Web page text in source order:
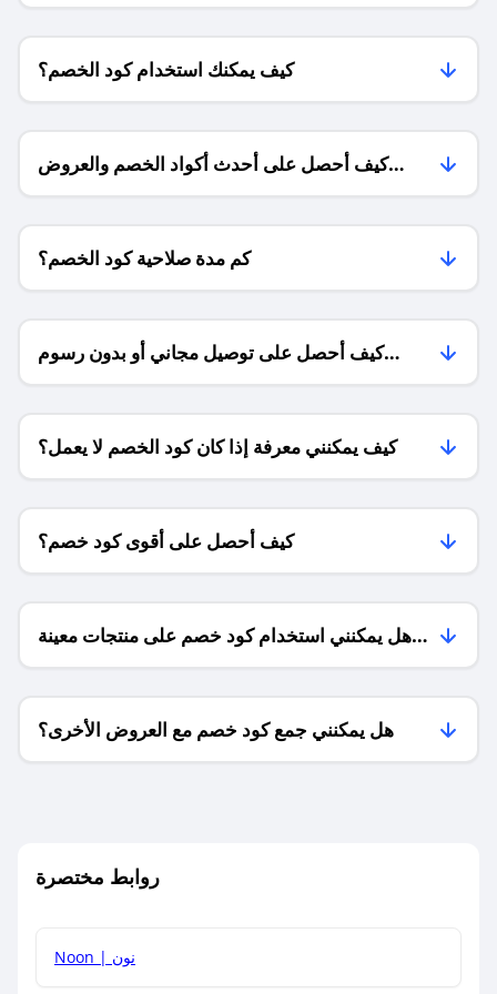
كيف يمكنك استخدام كود الخصم؟
كيف أحصل على أحدث أكواد الخصم والعروض
للمتاجر؟
كم مدة صلاحية كود الخصم؟
كيف أحصل على توصيل مجاني أو بدون رسوم
الشحن ؟
كيف يمكنني معرفة إذا كان كود الخصم لا يعمل؟
كيف أحصل على أقوى كود خصم؟
هل يمكنني استخدام كود خصم على منتجات معينة
فقط؟
هل يمكنني جمع كود خصم مع العروض الأخرى؟
روابط مختصرة
Noon | نون